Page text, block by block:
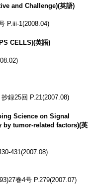
and Challenge)(英語)
P.iii-1(2008.04)
CELLS)(英語)
録25回 P.21(2007.08)
Science on Signal
tumor-related factors)(英
431(2007.08)
巻4号 P.279(2007.07)